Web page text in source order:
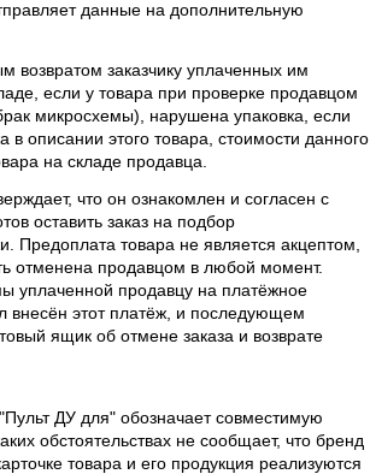
данные на дополнительную
возвратом заказчику уплаченных им
если у товара при проверке продавцом
микросхемы), нарушена упаковка, если
описании этого товара, стоимости данного
на складе продавца.
что он ознакомлен и согласен с
оставить заказ на подбор
Предоплата товара не является акцептом,
отменена продавцом в любой момент.
уплаченной продавцу на платёжное
внесён этот платёж, и последующем
ящик об отмене заказа и возврате
ДУ для" обозначает совместимую
обстоятельствах не сообщает, что бренд
товара и его продукция реализуются